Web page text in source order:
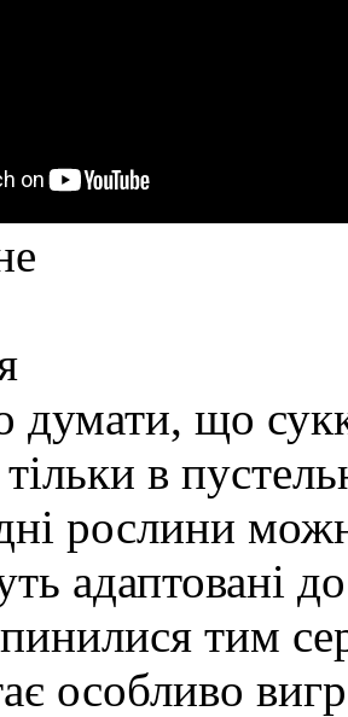
думати, що
в
рослини
адаптовані
тим
особливо